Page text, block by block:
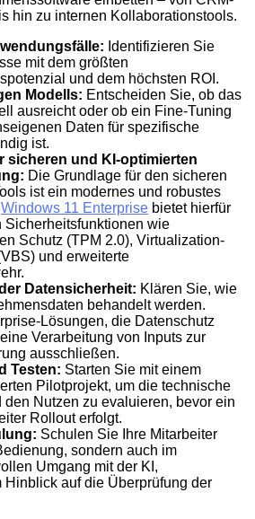
hin zu internen Kollaborationstools.
Identifizieren Sie
mit dem größten
und dem höchsten ROI.
Modells: Entscheiden Sie, ob das
ausreicht oder ob ein Fine-Tuning
Daten für spezifische
ist.
sicheren und KI-optimierten
Die Grundlage für den sicheren
ist ein modernes und robustes
Windows 11 Enterprise bietet hierfür
Sicherheitsfunktionen wie
Schutz (TPM 2.0), Virtualization-
und erweiterte
Datensicherheit: Klären Sie, wie
behandelt werden.
Lösungen, die Datenschutz
Verarbeitung von Inputs zur
ausschließen.
Testen: Starten Sie mit einem
Pilotprojekt, um die technische
den Nutzen zu evaluieren, bevor ein
Rollout erfolgt.
Schulen Sie Ihre Mitarbeiter
sondern auch im
Umgang mit der KI,
Hinblick auf die Überprüfung der